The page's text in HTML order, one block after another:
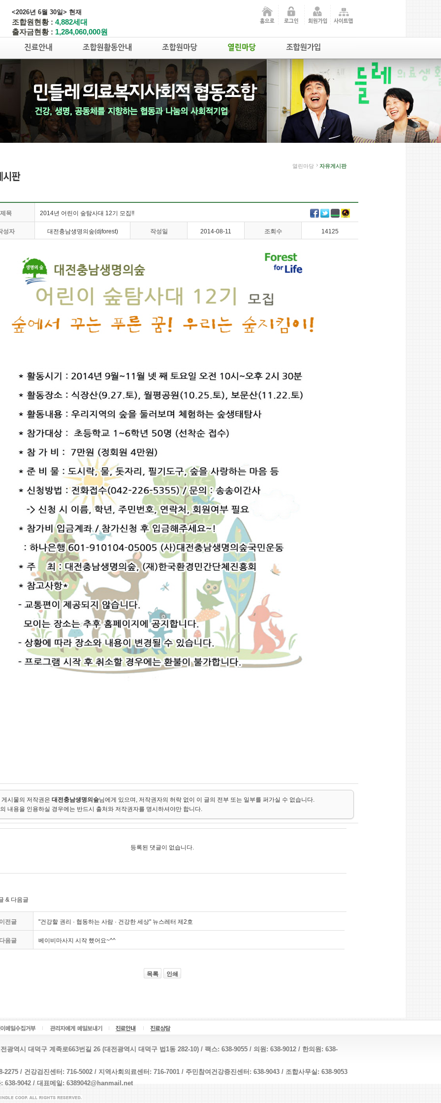
<2026년 6월 30일> 현재
조합원현황 : 4,882세대
출자금현황 : 1,284,060,000원
열린마당 자유게시판
제목 2014년 어린이 숲탐사대 12기 모집!!
성자 대전충남생명의숲(djforest) 작성일 2014-08-11 조회수 14125
게시물의 저작권은 대전충남생명의숲님에게 있으며, 저작권자의 허락 없이 이 글의 전부 또는 일부를 퍼가실 수 없습니다.
내용을 인용하실 경우에는 반드시 출처와 저작권자를 명시하셔야만 합니다.
등록된 댓글이 없습니다.
& 다음글
이전글 "건강할 권리 · 협동하는 사람 · 건강한 세상" 뉴스레터 제2호
다음글 베이비마사지 시작 했어요~^^
목록 인쇄
광역시 대덕구 계족로663번길 26 (대전광역시 대덕구 법1동 282-10) / 팩스: 638-9055 / 의원: 638-9012 / 한의원: 638-
2275 / 건강검진센터: 716-5002 / 지역사회의료센터: 716-7001 / 주민참여건강증진센터: 638-9043 / 조합사무실: 638-9053
638-9042 / 대표메일: 6389042@hanmail.net